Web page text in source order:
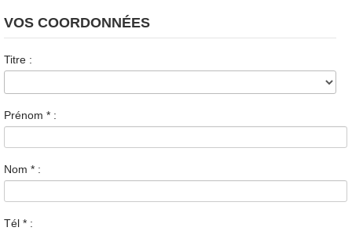
VOS COORDONNÉES
Titre :
Prénom * :
Nom * :
Tél * :